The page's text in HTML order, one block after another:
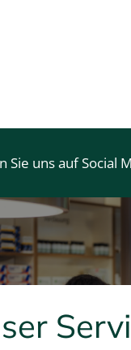
Sie uns auf Social